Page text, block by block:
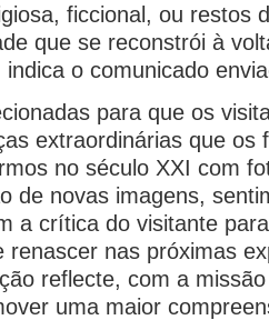
ficcional, ou restos
que se reconstrói à
indica o comunicado
para que os
extraordinárias que os
no século XXI com
de novas imagens,
a crítica do visitante
renascer nas próximas
reflecte, com a
uma maior